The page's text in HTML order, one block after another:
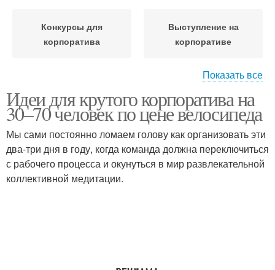
Конкурсы для
корпоратива
Выступление на
корпоративе
Новогодний номер Летний корпоратив
Корпоратив на природе
Конкурсы на
Показать все
Идеи для крутого корпоратива на
30–70 человек по цене велосипеда
Мы сами постоянно ломаем голову как организовать эти
два-три дня в году, когда команда должна переключиться
с рабочего процесса и окунуться в мир развлекательной
коллективной медитации.